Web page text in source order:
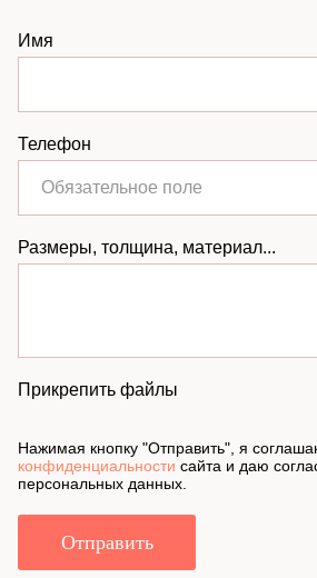
Имя
Телефон
Размеры, толщина, материал...
Прикрепить файлы
Нажимая кнопку "Отправить", я
конфиденциальности сайта и даю
персональных данных.
Отправить